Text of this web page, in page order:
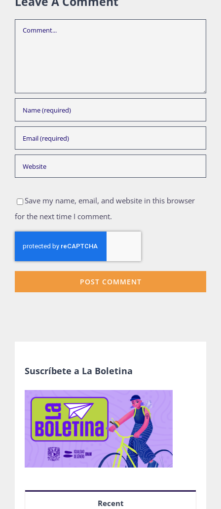
Comment
Save my name, email, and website in this browser
for the next time I comment.
Suscríbete a La Boletina
Recent